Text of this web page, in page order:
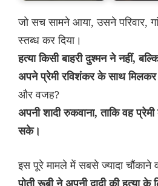
जो सच सामने आया, उसने परिवार,
स्तब्ध कर दिया।
हत्या किसी बाहरी दुश्मन ने नहीं,
अपने प्रेमी रविशंकर के साथ मिलकर
और वजह?
अपनी शादी रुकवाना, ताकि वह
सके।
इस पूरे मामले में सबसे ज्यादा चौंकाने
पोती रूबी ने अपनी दादी की हत्या के